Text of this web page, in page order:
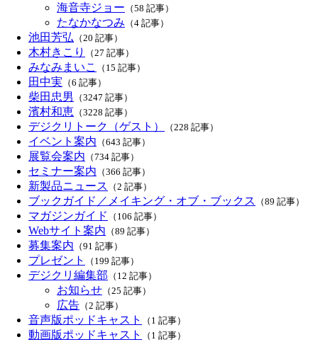
海音寺ジョー （58 記事）
たなかなつみ （4 記事）
池田芳弘 （20 記事）
木村きこり （27 記事）
みなみまいこ （15 記事）
田中実 （6 記事）
柴田忠男 （3247 記事）
濱村和恵 （3228 記事）
デジクリトーク（ゲスト） （228 記事）
イベント案内 （643 記事）
展覧会案内 （734 記事）
セミナー案内 （366 記事）
新製品ニュース （2 記事）
ブックガイド／メイキング・オブ・ブックス （89 記事）
マガジンガイド （106 記事）
Webサイト案内 （89 記事）
募集案内 （91 記事）
プレゼント （199 記事）
デジクリ編集部 （12 記事）
お知らせ （25 記事）
広告 （2 記事）
音声版ポッドキャスト （1 記事）
動画版ポッドキャスト （1 記事）